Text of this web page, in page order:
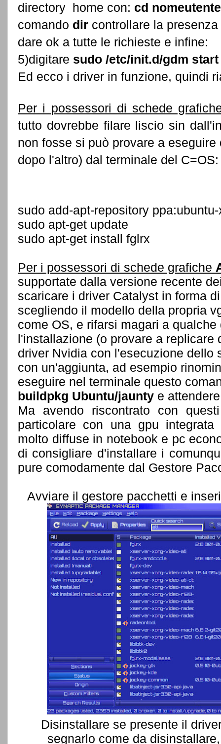
directory home con: cd
comando dir controllare la
dare ok a tutte le richieste e infine:
5)digitare sudo /etc/init.d/gdm start
Ed ecco i driver in funzione, quindi
Per i possessori di schede
tutto dovrebbe filare liscio sin
non fosse si può provare a
dopo l'altro) dal terminale del C=OS:
sudo add-apt-repository
sudo apt-get update
sudo apt-get install fglrx
Per i possessori di schede grafiche
supportate dalla versione recente
scaricare i driver Catalyst in forma
scegliendo il modello della propria
come OS, e rifarsi magari a
l'installazione (o provare a replicare
driver Nvidia con l'esecuzione dello
con un'aggiunta, ad esempio
eseguire nel terminale questo
buildpkg Ubuntu/jaunty e
Ma avendo riscontrato con
particolare con una gpu
molto diffuse in notebook e pc
di consigliare d'installare i
pure comodamente dal Gestore
Avviare il gestore pacchetti e
Disinstallare se presente il
segnarlo come da